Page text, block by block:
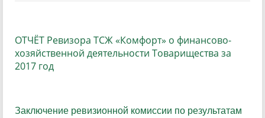
ОТЧЁТ Ревизора ТСЖ «Комфорт» о финансово-
хозяйственной деятельности Товарищества за
2017 год
Заключение ревизионной комиссии по результатам